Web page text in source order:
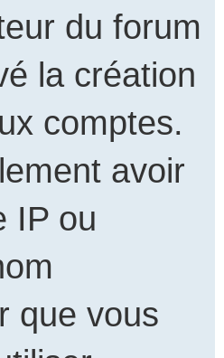
du forum
la création
comptes.
avoir
IP ou
que vous